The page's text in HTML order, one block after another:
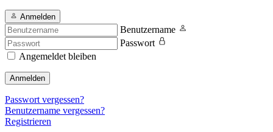
Anmelden
Benutzername
Passwort
Angemeldet bleiben
Anmelden
Passwort vergessen?
Benutzername vergessen?
Registrieren